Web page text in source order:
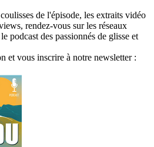
de l'épisode, les extraits vidéo
rendez-vous sur les réseaux
podcast des passionnés de glisse et
et vous inscrire à notre newsletter :